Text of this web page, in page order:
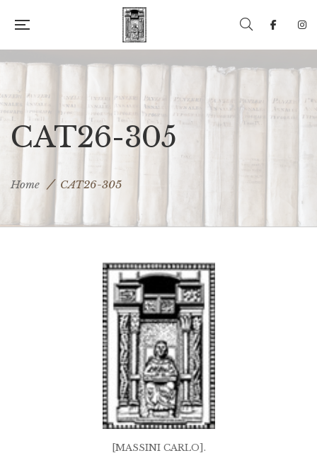
CAT26-305
Home CAT26-305
[MASSINI CARLO].